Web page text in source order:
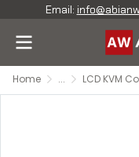
Email:
Home ... LCD KVM